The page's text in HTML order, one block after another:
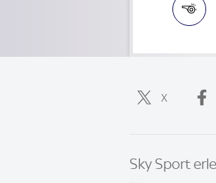
X
Sky Sport